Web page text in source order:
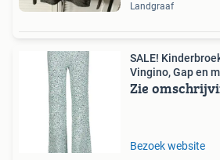
Landgraaf
SALE!
Vingino, Gap en
Zie
Bezoek website